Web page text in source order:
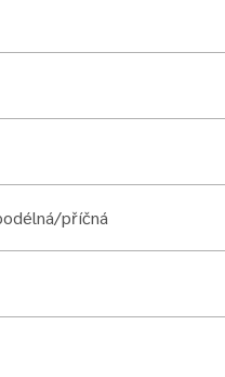
příčná